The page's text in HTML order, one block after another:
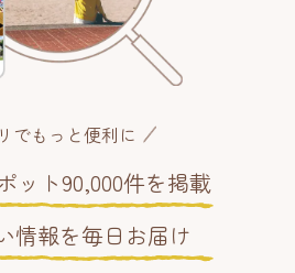
でもっと便利に
ット90,000件を掲載
情報を毎日お届け